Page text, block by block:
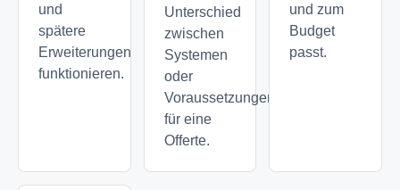
und
spätere
Erweiterungen
funktionieren.
Unterschied
zwischen
Systemen
oder
Voraussetzungen
für eine
Offerte.
und zum
Budget
passt.